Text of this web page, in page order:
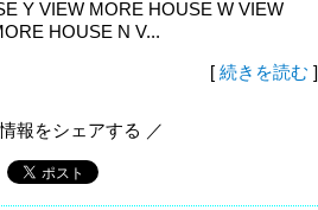
Y VIEW MORE HOUSE W VIEW
HOUSE N V...
[ 続きを読む ]
報をシェアする ／